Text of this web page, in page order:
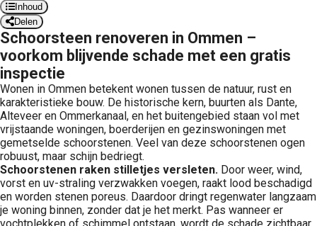
Inhoud
Delen
Schoorsteen renoveren in Ommen –
voorkom blijvende schade met een gratis
inspectie
Wonen in Ommen betekent wonen tussen de natuur, rust en
karakteristieke bouw. De historische kern, buurten als Dante,
Alteveer en Ommerkanaal, en het buitengebied staan vol met
vrijstaande woningen, boerderijen en gezinswoningen met
gemetselde schoorstenen. Veel van deze schoorstenen ogen
robuust, maar schijn bedriegt.
Schoorstenen raken stilletjes versleten. Door weer, wind,
vorst en uv-straling verzwakken voegen, raakt lood beschadigd
en worden stenen poreus. Daardoor dringt regenwater langzaam
je woning binnen, zonder dat je het merkt. Pas wanneer er